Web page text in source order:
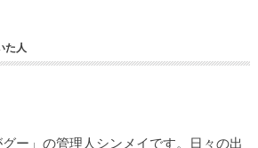
た人
グー」の管理人シンメイです。日々の出